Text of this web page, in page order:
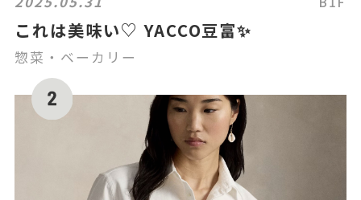
これは美味い♡ YACCO豆富✨
惣菜・ベーカリー